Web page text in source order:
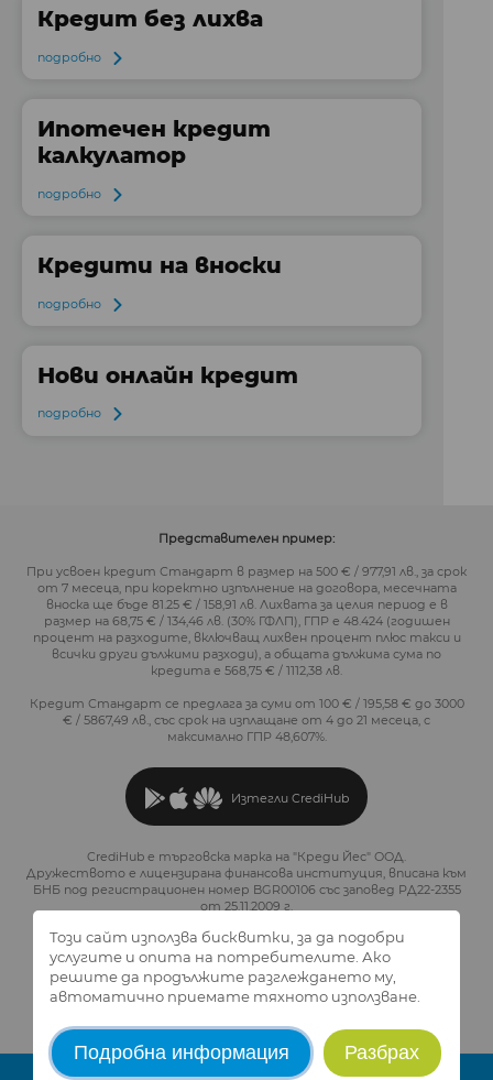
Кредит без лихва
подробно
Ипотечен кредит
калкулатор
подробно
Кредити на вноски
подробно
Нови онлайн кредит
подробно
Представителен пример:
При усвоен кредит Стандарт в размер на 500 € / 977,91 лв., за срок
от 7 месеца, при коректно изпълнение на договора, месечната
вноска ще бъде 81.25 € / 158,91 лв. Лихвата за целия период е в
размер на 68,75 € / 134,46 лв. (30% ГФЛП), ГПР е 48.424 (годишен
процент на разходите, включващ лихвен процент плюс такси и
всички други дължими разходи), а общата дължима сума по
кредита е 568,75 € / 1112,38 лв.
Кредит Стандарт се предлага за суми от 100 € / 195,58 € до 3000
€ / 5867,49 лв., със срок на изплащане от 4 до 21 месеца, с
максимално ГПР 48,607%.
Изтегли CrediHub
CrediHub е търговска марка на "Креди Йес" ООД.
Дружеството е лицензирана финансова институция, вписана към
БНБ под регистрационен номер BGR00106 със заповед РД22-2355
от 25.11.2009 г.
2026 © CrediHub.Всички права запазени.
Този сайт използва бисквитки, за да подобри
услугите и опита на потребителите. Ако
решите да продължите разглеждането му,
автоматично приемате тяхното използване.
Подробна информация Разбрах